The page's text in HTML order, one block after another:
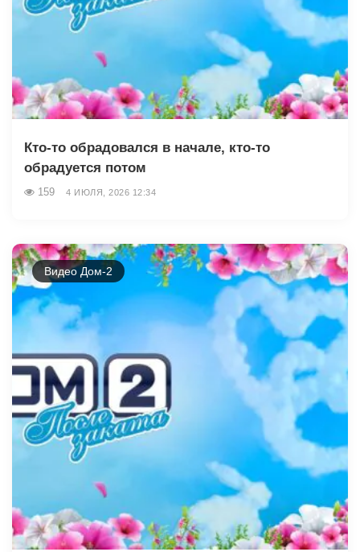
Кто-то обрадовался в начале, кто-то
обрадуется потом
159 4 ИЮЛЯ, 2026 12:34
Видео Дом-2